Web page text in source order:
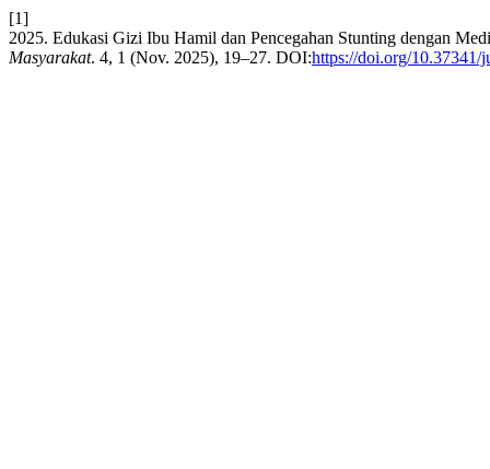
[1]
2025. Edukasi Gizi Ibu Hamil dan Pencegahan Stunting dengan
Masyarakat. 4, 1 (Nov. 2025), 19–27. DOI:https://doi.org/10.37341/